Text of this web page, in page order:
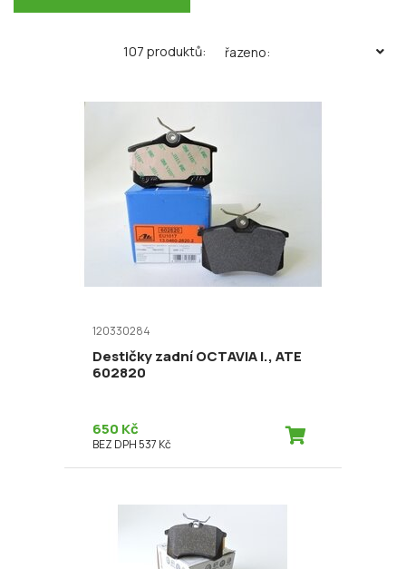
107 produktů: řazeno:
120330284
Destičky zadní OCTAVIA I., ATE
602820
650 Kč
BEZ DPH 537 Kč